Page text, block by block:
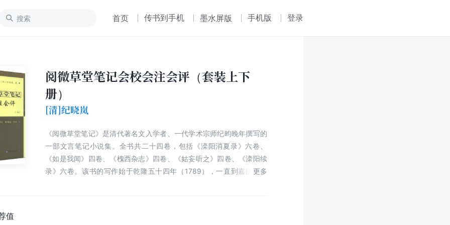
首页 传书到手机 墨水屏版 手机版 登录
阅微草堂笔记会校会注会评（套装上下
册）
[清]纪晓岚
《阅微草堂笔记》是清代著名文入学者、一代学术宗师纪昀晚年撰写的
一部文言笔记小说集。全书共二十四卷，包括《滦阳消夏录》六卷、
《如是我闻》四卷、《槐西杂志》四卷、《姑妄听之》四卷、《滦阳续
录》六卷。该书的写作始于乾隆五十四年（1789），一直到嘉庆三年
值